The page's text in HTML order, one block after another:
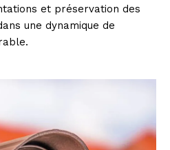
et préservation des
une dynamique de